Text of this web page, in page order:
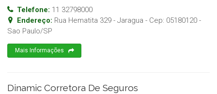
Telefone: 11 32798000
Endereço: Rua Hematita 329 - Jaragua - Cep: 05180120 -
Sao Paulo/SP
Mais Informações
Dinamic Corretora De Seguros